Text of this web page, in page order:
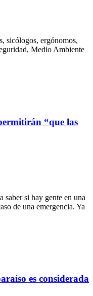
sicólogos, ergónomos,
Medio Ambiente
“que las
saber si hay gente en una
de una emergencia. Ya
es considerada